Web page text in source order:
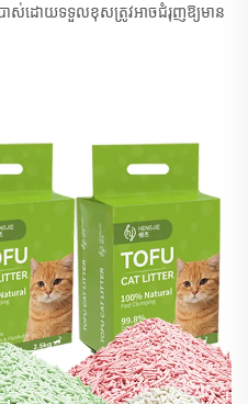
រាស់ដោយទទួលខុសត្រូវអាចជំរុញឱ្យមាន